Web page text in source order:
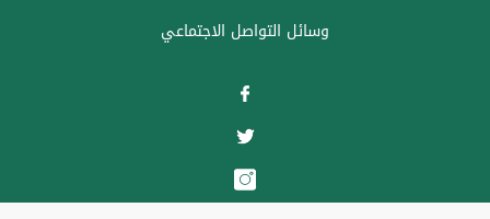
وسائل التواصل الاجتماعي